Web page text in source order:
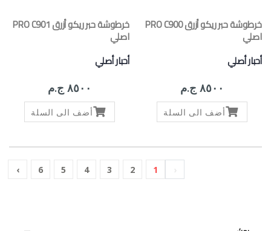
خرطوشة حبر ريكو أزرق PRO C900
اصلي
أحبار أصلي
٨٥٠٠ ج.م
أضف الى السلة
خرطوشة حبر ريكو أزرق PRO C901
اصلي
أحبار أصلي
٨٥٠٠ ج.م
أضف الى السلة
1
2
3
4
5
6
›